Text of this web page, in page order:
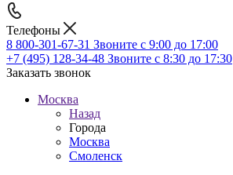
Телефоны
8 800-301-67-31 Звоните с 9:00 до 17:00
+7 (495) 128-34-48 Звоните с 8:30 до 17:30
Заказать звонок
Москва
Назад
Города
Москва
Смоленск